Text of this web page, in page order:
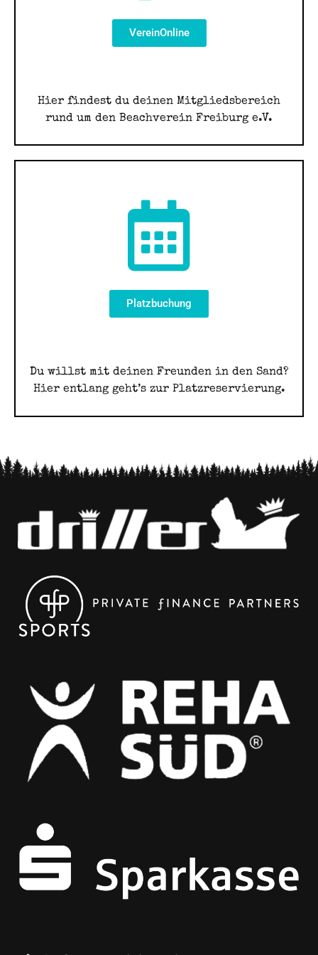
VereinOnline
Hier findest du deinen Mitgliedsbereich
rund um den Beachverein Freiburg e.V.
Platzbuchung
Du willst mit deinen Freunden in den Sand?
Hier entlang geht’s zur Platzreservierung.